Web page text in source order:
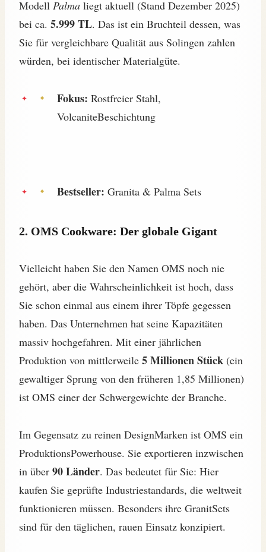
Modell Palma liegt aktuell (Stand Dezember 2025)
bei ca. 5.999 TL. Das ist ein Bruchteil dessen, was
Sie für vergleichbare Qualität aus Solingen zahlen
würden, bei identischer Materialgüte.
Fokus: Rostfreier Stahl,
VolcaniteBeschichtung
Bestseller: Granita & Palma Sets
2. OMS Cookware: Der globale Gigant
Vielleicht haben Sie den Namen OMS noch nie
gehört, aber die Wahrscheinlichkeit ist hoch, dass
Sie schon einmal aus einem ihrer Töpfe gegessen
haben. Das Unternehmen hat seine Kapazitäten
massiv hochgefahren. Mit einer jährlichen
Produktion von mittlerweile 5 Millionen Stück (ein
gewaltiger Sprung von den früheren 1,85 Millionen)
ist OMS einer der Schwergewichte der Branche.
Im Gegensatz zu reinen DesignMarken ist OMS ein
ProduktionsPowerhouse. Sie exportieren inzwischen
in über 90 Länder. Das bedeutet für Sie: Hier
kaufen Sie geprüfte Industriestandards, die weltweit
funktionieren müssen. Besonders ihre GranitSets
sind für den täglichen, rauen Einsatz konzipiert.